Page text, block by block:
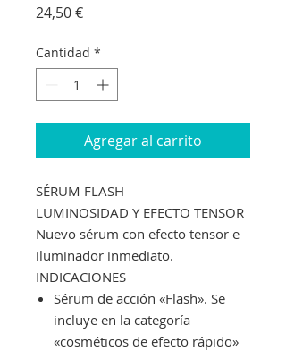
24,50 €Precio
Cantidad *
Agregar al carrito
SÉRUM FLASH
LUMINOSIDAD Y EFECTO TENSOR
Nuevo sérum con efecto tensor e
iluminador inmediato.
INDICACIONES
Sérum de acción «Flash». Se
incluye en la categoría
«cosméticos de efecto rápido»